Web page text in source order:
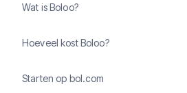
Wat is Boloo?
Hoeveel kost Boloo?
Starten op bol.com